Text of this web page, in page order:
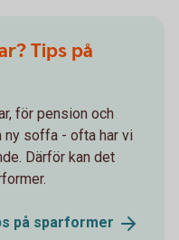
Tips på
för pension och
ny soffa - ofta har vi
Därför kan det
på sparformer